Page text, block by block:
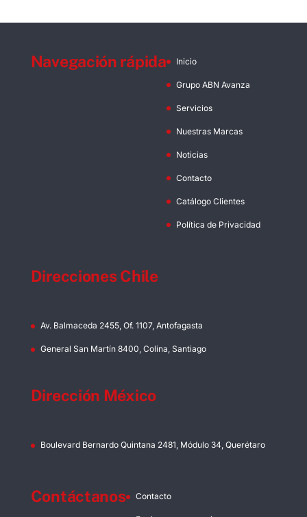
Navegación rápida Inicio
Grupo ABN Avanza
Servicios
Nuestras Marcas
Noticias
Contacto
Catálogo Clientes
Política de Privacidad
Direcciones Chile
Av. Balmaceda 2455, Of. 1107, Antofagasta
General San Martín 8400, Colina, Santiago
Dirección México
Boulevard Bernardo Quintana 2481, Módulo 34, Querétaro
Contáctanos Contacto